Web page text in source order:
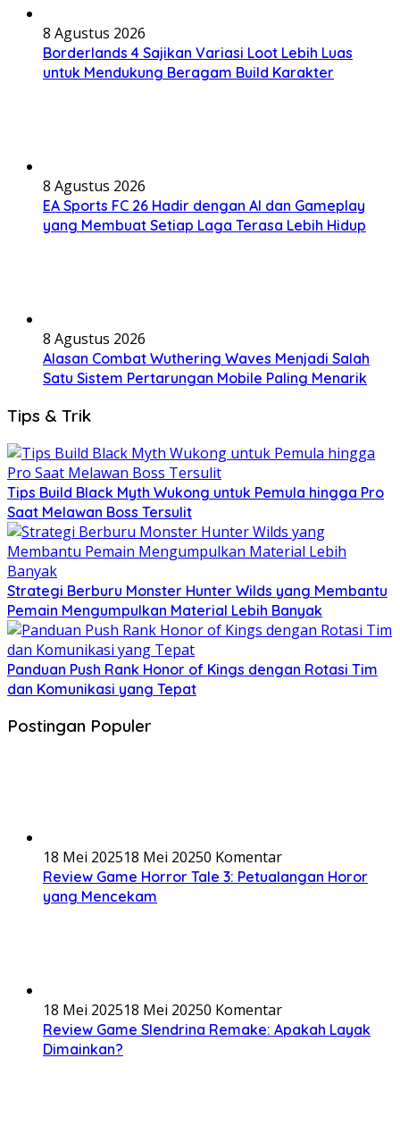
8 Agustus 2026
Borderlands 4 Sajikan Variasi Loot Lebih Luas
untuk Mendukung Beragam Build Karakter
8 Agustus 2026
EA Sports FC 26 Hadir dengan AI dan Gameplay
yang Membuat Setiap Laga Terasa Lebih Hidup
8 Agustus 2026
Alasan Combat Wuthering Waves Menjadi Salah
Satu Sistem Pertarungan Mobile Paling Menarik
Tips & Trik
Tips Build Black Myth Wukong untuk Pemula hingga Pro
Saat Melawan Boss Tersulit
Strategi Berburu Monster Hunter Wilds yang Membantu
Pemain Mengumpulkan Material Lebih Banyak
Panduan Push Rank Honor of Kings dengan Rotasi Tim
dan Komunikasi yang Tepat
Postingan Populer
18 Mei 202518 Mei 20250 Komentar
Review Game Horror Tale 3: Petualangan Horor
yang Mencekam
18 Mei 202518 Mei 20250 Komentar
Review Game Slendrina Remake: Apakah Layak
Dimainkan?